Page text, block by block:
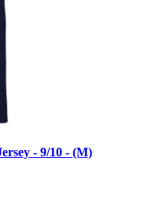
- 9/10 - (M)